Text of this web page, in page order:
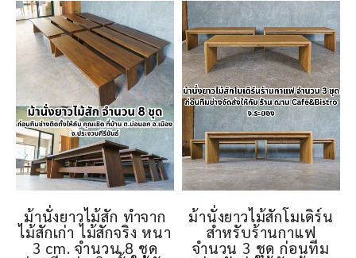
ม้านั่งยาวไม้สัก ทำจาก
ไม้สักเก่า ไม้สักจริง หนา
3 cm. จำนวน 8 ชุด
ม้านั่งยาวไม้สักโมเดิร์น
สำหรับร้านกาแฟ
จำนวน 3 ชุด ก่อนทีม